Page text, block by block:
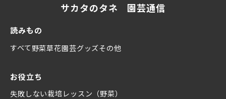
サカタのタネ 園芸通信
読みもの
すべて野菜草花園芸グッズその他
お役立ち
失敗しない栽培レッスン（野菜）